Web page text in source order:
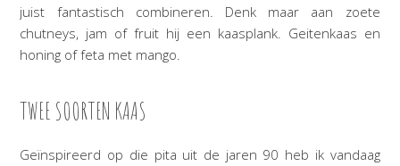
juist fantastisch combineren. Denk maar aan zoete
chutneys, jam of fruit hij een kaasplank. Geitenkaas en
honing of feta met mango.
TWEE SOORTEN KAAS
Geïnspireerd op die pita uit de jaren 90 heb ik vandaag